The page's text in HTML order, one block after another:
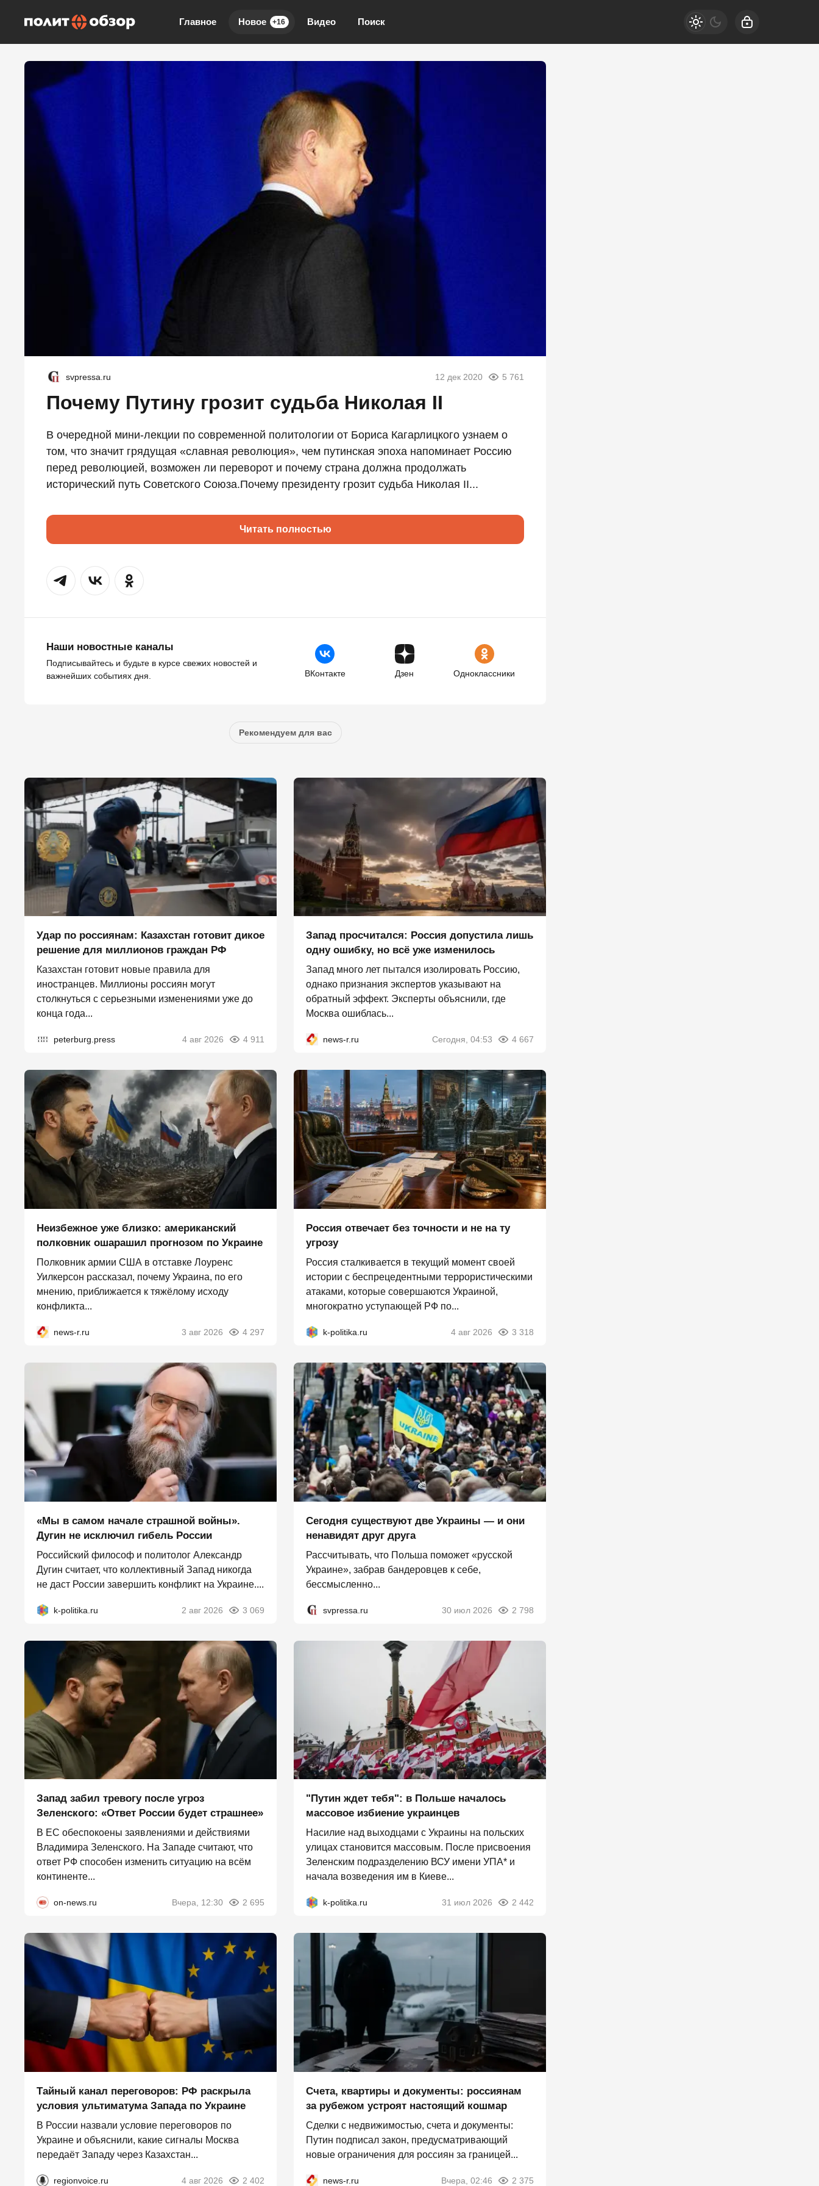
Главное Новое +16 Видео Поиск
svpressa.ru 12 дек 2020 5 761
Почему Путину грозит судьба Николая II
В очередной мини-лекции по современной политологии от Бориса Кагарлицкого узнаем о
том, что значит грядущая «славная революция», чем путинская эпоха напоминает Россию
перед революцией, возможен ли переворот и почему страна должна продолжать
исторический путь Советского Союза.Почему президенту грозит судьба Николая II...
Читать полностью
Наши новостные каналы
Подписывайтесь и будьте в курсе свежих новостей и
важнейших событиях дня.
ВКонтакте Дзен Одноклассники
Рекомендуем для вас
Удар по россиянам: Казахстан готовит дикое
решение для миллионов граждан РФ
Казахстан готовит новые правила для
иностранцев. Миллионы россиян могут
столкнуться с серьезными изменениями уже до
конца года...
peterburg.press 4 авг 2026 4 911
Запад просчитался: Россия допустила лишь
одну ошибку, но всё уже изменилось
Запад много лет пытался изолировать Россию,
однако признания экспертов указывают на
обратный эффект. Эксперты объяснили, где
Москва ошиблась...
news-r.ru Сегодня, 04:53 4 667
Неизбежное уже близко: американский
полковник ошарашил прогнозом по Украине
Полковник армии США в отставке Лоуренс
Уилкерсон рассказал, почему Украина, по его
мнению, приближается к тяжёлому исходу
конфликта...
news-r.ru 3 авг 2026 4 297
Россия отвечает без точности и не на ту
угрозу
Россия сталкивается в текущий момент своей
истории с беспрецедентными террористическими
атаками, которые совершаются Украиной,
многократно уступающей РФ по...
k-politika.ru 4 авг 2026 3 318
«Мы в самом начале страшной войны».
Дугин не исключил гибель России
Российский философ и политолог Александр
Дугин считает, что коллективный Запад никогда
не даст России завершить конфликт на Украине....
k-politika.ru 2 авг 2026 3 069
Сегодня существуют две Украины — и они
ненавидят друг друга
Рассчитывать, что Польша поможет «русской
Украине», забрав бандеровцев к себе,
бессмысленно...
svpressa.ru 30 июл 2026 2 798
Запад забил тревогу после угроз
Зеленского: «Ответ России будет страшнее»
В ЕС обеспокоены заявлениями и действиями
Владимира Зеленского. На Западе считают, что
ответ РФ способен изменить ситуацию на всём
континенте...
on-news.ru Вчера, 12:30 2 695
"Путин ждет тебя": в Польше началось
массовое избиение украинцев
Насилие над выходцами с Украины на польских
улицах становится массовым. После присвоения
Зеленским подразделению ВСУ имени УПА* и
начала возведения им в Киеве...
k-politika.ru 31 июл 2026 2 442
Тайный канал переговоров: РФ раскрыла
условия ультиматума Запада по Украине
В России назвали условие переговоров по
Украине и объяснили, какие сигналы Москва
передаёт Западу через Казахстан...
regionvoice.ru 4 авг 2026 2 402
Счета, квартиры и документы: россиянам
за рубежом устроят настоящий кошмар
Сделки с недвижимостью, счета и документы:
Путин подписал закон, предусматривающий
новые ограничения для россиян за границей...
news-r.ru Вчера, 02:46 2 375